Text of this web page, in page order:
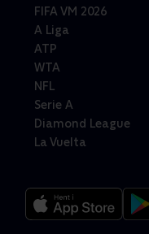
FIFA VM 2026
A Liga
ATP
WTA
NFL
Serie A
Diamond League
La Vuelta